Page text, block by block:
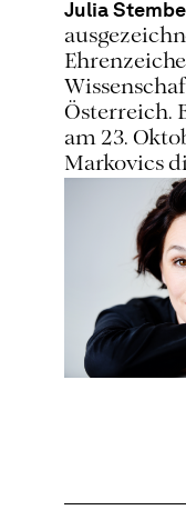
Julia
Österreich.
am 23.
Markovics